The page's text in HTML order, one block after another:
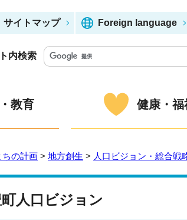
サイトマップ Foreign language
内検索
教育 健康・福
ちの計画 > 地方創生 > 人口ビジョン・総合戦
人口ビジョン